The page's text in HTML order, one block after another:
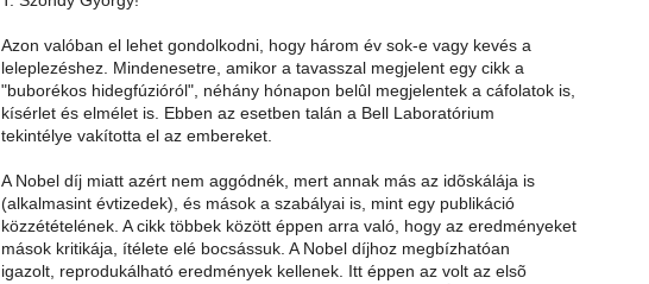
Azon valóban el lehet gondolkodni, hogy három év sok-e vagy kevés a
leleplezéshez. Mindenesetre, amikor a tavasszal megjelent egy cikk a
"buborékos hidegfúzióról", néhány hónapon belûl megjelentek a cáfolatok is,
kísérlet és elmélet is. Ebben az esetben talán a Bell Laboratórium
tekintélye vakította el az embereket.
A Nobel díj miatt azért nem aggódnék, mert annak más az idõskálája is
(alkalmasint évtizedek), és mások a szabályai is, mint egy publikáció
közzétételének. A cikk többek között éppen arra való, hogy az eredményeket
mások kritikája, ítélete elé bocsássuk. A Nobel díjhoz megbízhatóan
igazolt, reprodukálható eredmények kellenek. Itt éppen az volt az elsõ